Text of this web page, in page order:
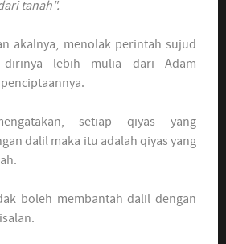
tanah".
akalnya, menolak perintah sujud
dirinya lebih mulia dari Adam
setiap qiyas yang
dalil maka itu adalah qiyas yang
boleh membantah dalil dengan